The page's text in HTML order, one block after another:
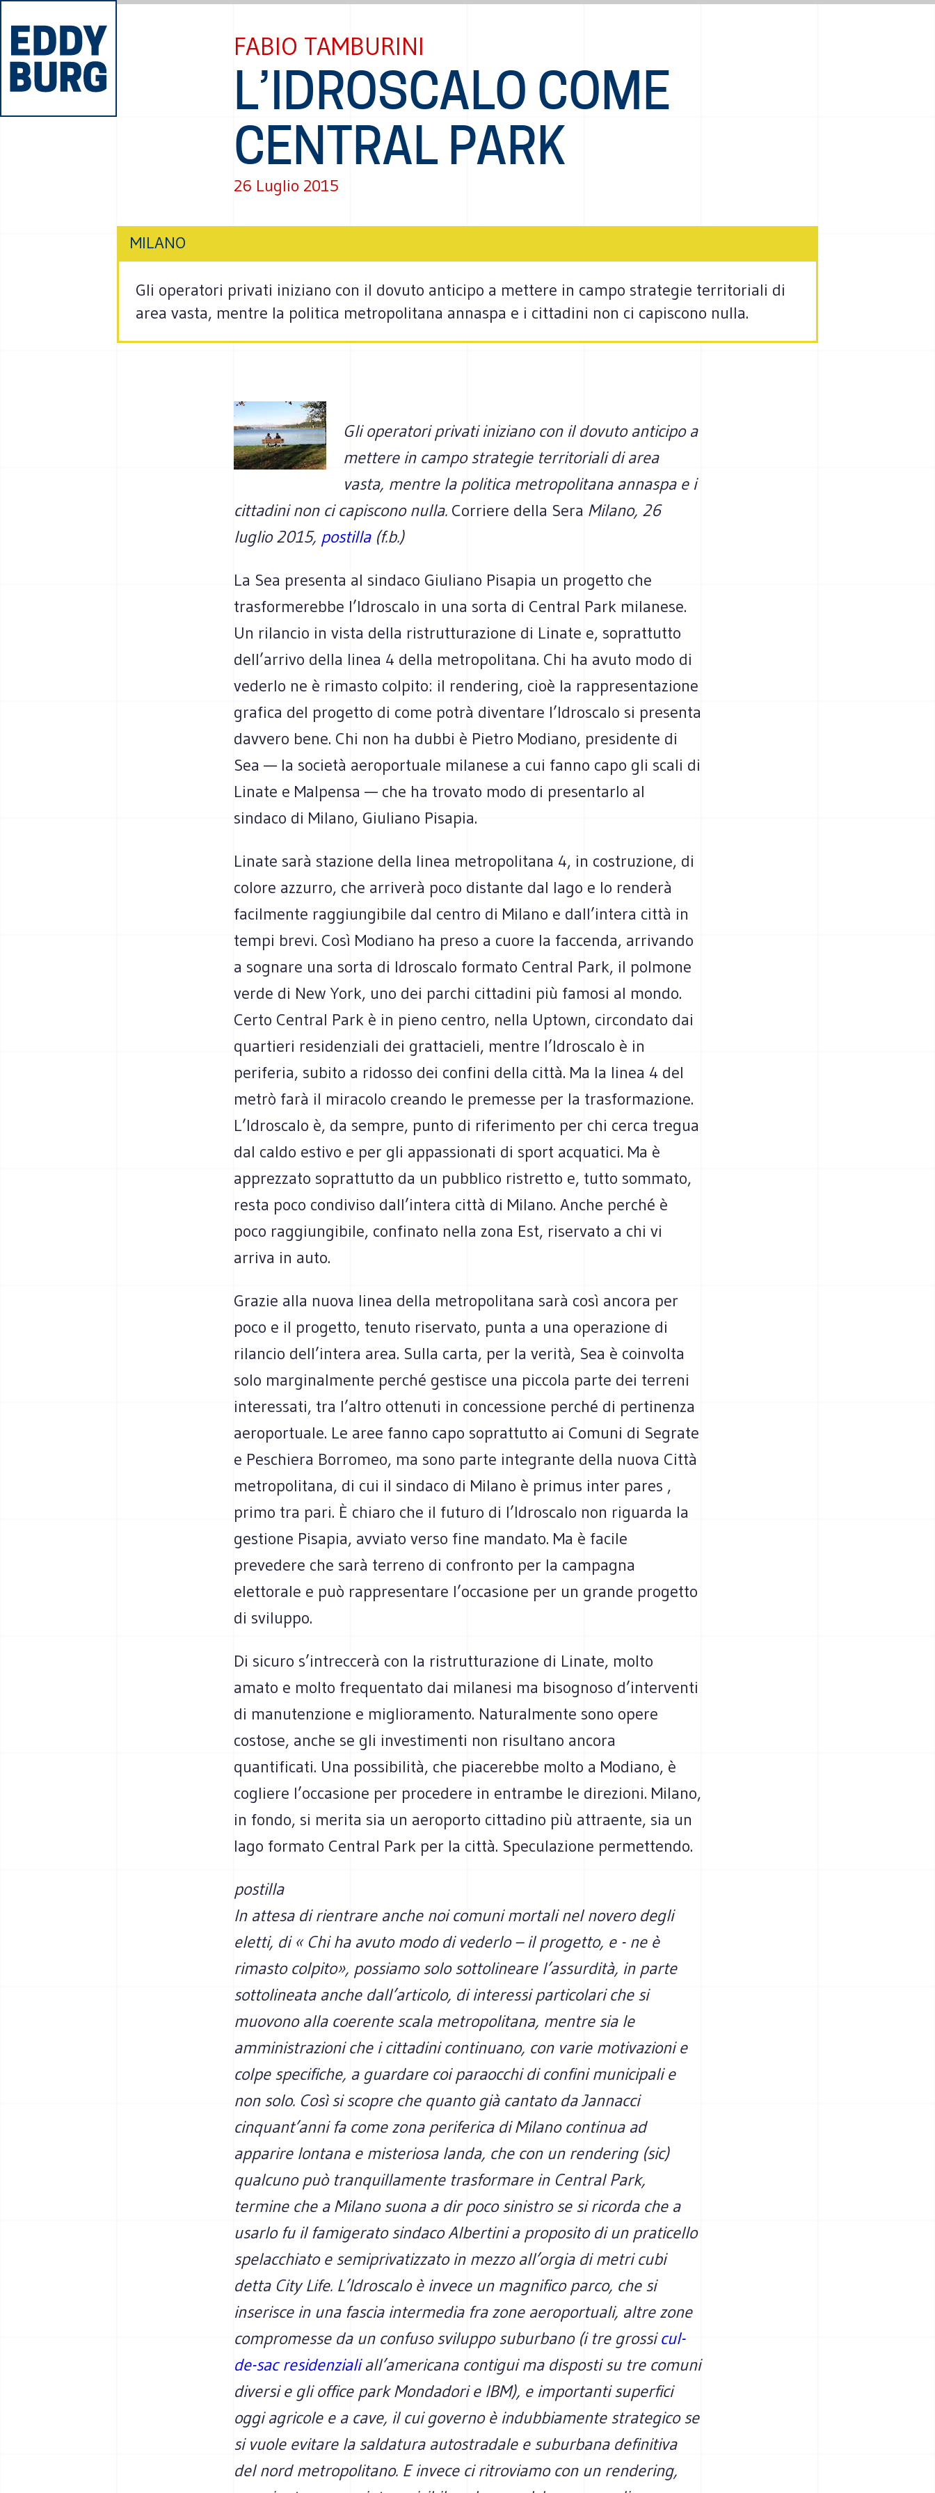
FABIO TAMBURINI
L’IDROSCALO COME
CENTRAL PARK
26 Luglio 2015
MILANO
Gli operatori privati iniziano con il dovuto anticipo a mettere in campo strategie territoriali di
area vasta, mentre la politica metropolitana annaspa e i cittadini non ci capiscono nulla.
Gli operatori privati iniziano con il dovuto anticipo a
mettere in campo strategie territoriali di area
vasta, mentre la politica metropolitana annaspa e i
cittadini non ci capiscono nulla. Corriere della Sera Milano, 26
luglio 2015, postilla(f.b.)
La Sea presenta al sindaco Giuliano Pisapia un progetto che
trasformerebbe l’Idroscalo in una sorta di Central Park milanese.
Un rilancio in vista della ristrutturazione di Linate e, soprattutto
dell’arrivo della linea 4 della metropolitana. Chi ha avuto modo di
vederlo ne è rimasto colpito: il rendering, cioè la rappresentazione
grafica del progetto di come potrà diventare l’Idroscalo si presenta
davvero bene. Chi non ha dubbi è Pietro Modiano, presidente di
Sea — la società aeroportuale milanese a cui fanno capo gli scali di
Linate e Malpensa — che ha trovato modo di presentarlo al
sindaco di Milano, Giuliano Pisapia.
Linate sarà stazione della linea metropolitana 4, in costruzione, di
colore azzurro, che arriverà poco distante dal lago e lo renderà
facilmente raggiungibile dal centro di Milano e dall’intera città in
tempi brevi. Così Modiano ha preso a cuore la faccenda, arrivando
a sognare una sorta di Idroscalo formato Central Park, il polmone
verde di New York, uno dei parchi cittadini più famosi al mondo.
Certo Central Park è in pieno centro, nella Uptown, circondato dai
quartieri residenziali dei grattacieli, mentre l’Idroscalo è in
periferia, subito a ridosso dei confini della città. Ma la linea 4 del
metrò farà il miracolo creando le premesse per la trasformazione.
L’Idroscalo è, da sempre, punto di riferimento per chi cerca tregua
dal caldo estivo e per gli appassionati di sport acquatici. Ma è
apprezzato soprattutto da un pubblico ristretto e, tutto sommato,
resta poco condiviso dall’intera città di Milano. Anche perché è
poco raggiungibile, confinato nella zona Est, riservato a chi vi
arriva in auto.
Grazie alla nuova linea della metropolitana sarà così ancora per
poco e il progetto, tenuto riservato, punta a una operazione di
rilancio dell’intera area. Sulla carta, per la verità, Sea è coinvolta
solo marginalmente perché gestisce una piccola parte dei terreni
interessati, tra l’altro ottenuti in concessione perché di pertinenza
aeroportuale. Le aree fanno capo soprattutto ai Comuni di Segrate
e Peschiera Borromeo, ma sono parte integrante della nuova Città
metropolitana, di cui il sindaco di Milano è primus inter pares ,
primo tra pari. È chiaro che il futuro di l’Idroscalo non riguarda la
gestione Pisapia, avviato verso fine mandato. Ma è facile
prevedere che sarà terreno di confronto per la campagna
elettorale e può rappresentare l’occasione per un grande progetto
di sviluppo.
Di sicuro s’intreccerà con la ristrutturazione di Linate, molto
amato e molto frequentato dai milanesi ma bisognoso d’interventi
di manutenzione e miglioramento. Naturalmente sono opere
costose, anche se gli investimenti non risultano ancora
quantificati. Una possibilità, che piacerebbe molto a Modiano, è
cogliere l’occasione per procedere in entrambe le direzioni. Milano,
in fondo, si merita sia un aeroporto cittadino più attraente, sia un
lago formato Central Park per la città. Speculazione permettendo.
postilla
In attesa di rientrare anche noi comuni mortali nel novero degli
eletti, di « Chi ha avuto modo di vederlo – il progetto, e - ne è
rimasto colpito», possiamo solo sottolineare l’assurdità, in parte
sottolineata anche dall’articolo, di interessi particolari che si
muovono alla coerente scala metropolitana, mentre sia le
amministrazioni che i cittadini continuano, con varie motivazioni e
colpe specifiche, a guardare coi paraocchi di confini municipali e
non solo. Così si scopre che quanto già cantato da Jannacci
cinquant’anni fa come zona periferica di Milano continua ad
apparire lontana e misteriosa landa, che con un rendering (sic)
qualcuno può tranquillamente trasformare in Central Park,
termine che a Milano suona a dir poco sinistro se si ricorda che a
usarlo fu il famigerato sindaco Albertini a proposito di un praticello
spelacchiato e semiprivatizzato in mezzo all’orgia di metri cubi
detta City Life. L’Idroscalo è invece un magnifico parco, che si
inserisce in una fascia intermedia fra zone aeroportuali, altre zone
compromesse da un confuso sviluppo suburbano (i tre grossicul-
de-sac residenzialiall’americana contigui ma disposti su tre comuni
diversi e gli office park Mondadori e IBM), e importanti superfici
oggi agricole e a cave, il cui governo è indubbiamente strategico se
si vuole evitare la saldatura autostradale e suburbana definitiva
del nord metropolitano. E invece ci ritroviamo con un rendering,